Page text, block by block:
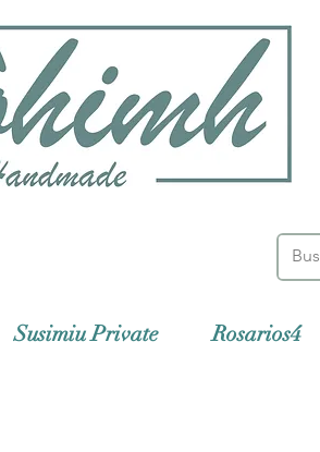
Susimiu Private Rosarios4